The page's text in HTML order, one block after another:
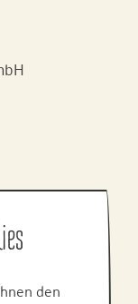
Puchheim
den